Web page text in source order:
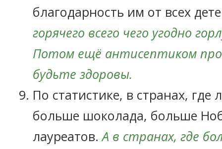
благодарность им от всех
горячего всего чего угодно
Потом ещё антисептиком
будьте здоровы.
По статистике, в странах, где
больше шоколада, больше
лауреатов.А в странах, где